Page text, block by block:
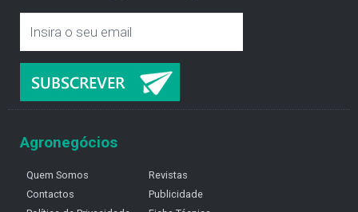
Agronegócios
Quem Somos
Contactos
Revistas
Publicidade